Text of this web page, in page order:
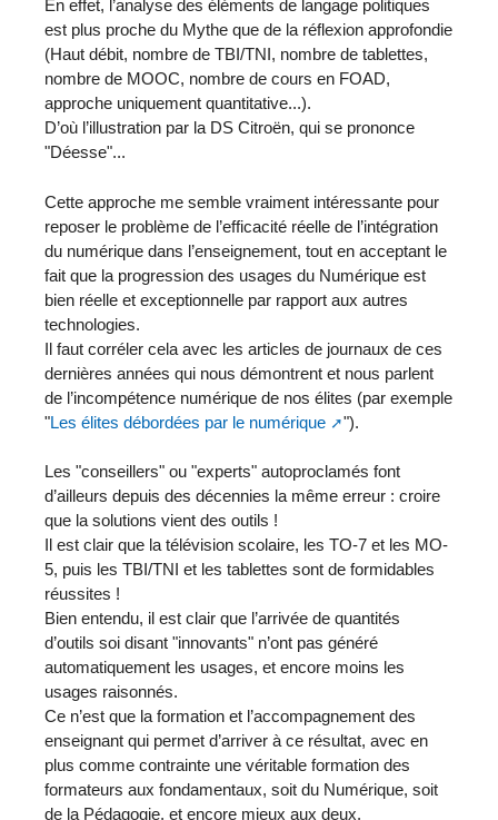
En effet, l’analyse des éléments de langage politiques
est plus proche du Mythe que de la réflexion approfondie
(Haut débit, nombre de TBI/TNI, nombre de tablettes,
nombre de MOOC, nombre de cours en FOAD,
approche uniquement quantitative...).
D’où l’illustration par la DS Citroën, qui se prononce
"Déesse"...
Cette approche me semble vraiment intéressante pour
reposer le problème de l’efficacité réelle de l’intégration
du numérique dans l’enseignement, tout en acceptant le
fait que la progression des usages du Numérique est
bien réelle et exceptionnelle par rapport aux autres
technologies.
Il faut corréler cela avec les articles de journaux de ces
dernières années qui nous démontrent et nous parlent
de l’incompétence numérique de nos élites (par exemple
"Les élites débordées par le numérique ").
Les "conseillers" ou "experts" autoproclamés font
d’ailleurs depuis des décennies la même erreur : croire
que la solutions vient des outils !
Il est clair que la télévision scolaire, les TO-7 et les MO-
5, puis les TBI/TNI et les tablettes sont de formidables
réussites !
Bien entendu, il est clair que l’arrivée de quantités
d’outils soi disant "innovants" n’ont pas généré
automatiquement les usages, et encore moins les
usages raisonnés.
Ce n’est que la formation et l’accompagnement des
enseignant qui permet d’arriver à ce résultat, avec en
plus comme contrainte une véritable formation des
formateurs aux fondamentaux, soit du Numérique, soit
de la Pédagogie, et encore mieux aux deux.